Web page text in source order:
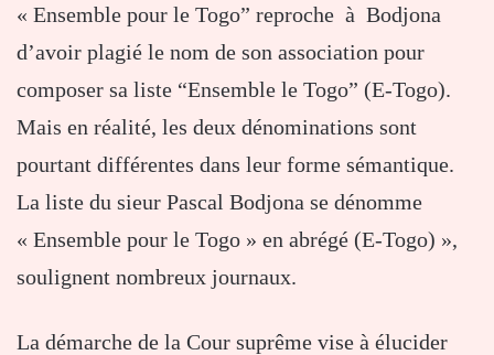
« Ensemble pour le Togo” reproche à Bodjona
d’avoir plagié le nom de son association pour
composer sa liste “Ensemble le Togo” (E-Togo).
Mais en réalité, les deux dénominations sont
pourtant différentes dans leur forme sémantique.
La liste du sieur Pascal Bodjona se dénomme
« Ensemble pour le Togo » en abrégé (E-Togo) »,
soulignent nombreux journaux.
La démarche de la Cour suprême vise à élucider